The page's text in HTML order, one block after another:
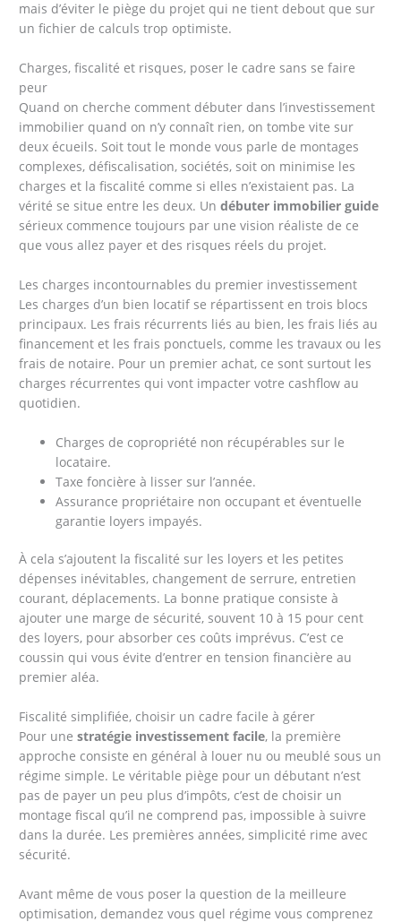
mais d’éviter le piège du projet qui ne tient debout que sur
un fichier de calculs trop optimiste.
Charges, fiscalité et risques, poser le cadre sans se faire
peur
Quand on cherche comment débuter dans l’investissement
immobilier quand on n’y connaît rien, on tombe vite sur
deux écueils. Soit tout le monde vous parle de montages
complexes, défiscalisation, sociétés, soit on minimise les
charges et la fiscalité comme si elles n’existaient pas. La
vérité se situe entre les deux. Undébuter immobilier guide
sérieux commence toujours par une vision réaliste de ce
que vous allez payer et des risques réels du projet.
Les charges incontournables du premier investissement
Les charges d’un bien locatif se répartissent en trois blocs
principaux. Les frais récurrents liés au bien, les frais liés au
financement et les frais ponctuels, comme les travaux ou les
frais de notaire. Pour un premier achat, ce sont surtout les
charges récurrentes qui vont impacter votre cashflow au
quotidien.
Charges de copropriété non récupérables sur le
locataire.
Taxe foncière à lisser sur l’année.
Assurance propriétaire non occupant et éventuelle
garantie loyers impayés.
À cela s’ajoutent la fiscalité sur les loyers et les petites
dépenses inévitables, changement de serrure, entretien
courant, déplacements. La bonne pratique consiste à
ajouter une marge de sécurité, souvent 10 à 15 pour cent
des loyers, pour absorber ces coûts imprévus. C’est ce
coussin qui vous évite d’entrer en tension financière au
premier aléa.
Fiscalité simplifiée, choisir un cadre facile à gérer
Pour unestratégie investissement facile, la première
approche consiste en général à louer nu ou meublé sous un
régime simple. Le véritable piège pour un débutant n’est
pas de payer un peu plus d’impôts, c’est de choisir un
montage fiscal qu’il ne comprend pas, impossible à suivre
dans la durée. Les premières années, simplicité rime avec
sécurité.
Avant même de vous poser la question de la meilleure
optimisation, demandez vous quel régime vous comprenez